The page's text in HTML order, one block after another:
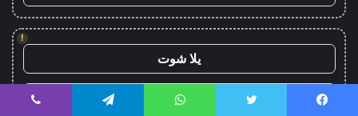
!
يلا شوت
كورة ستار - koora-star